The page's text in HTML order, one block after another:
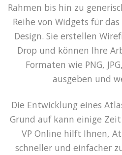
Rahmen bis hin zu
Reihe von Widgets für
Design. Sie erstellen
Drop und können Ihre
Formaten wie PNG,
ausgeben und
Die Entwicklung eines
Grund auf kann einige
VP Online hilft Ihnen,
schneller und einfacher